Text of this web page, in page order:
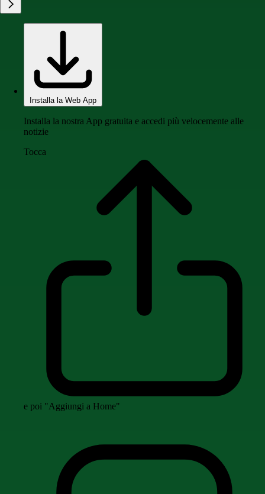
Installa la Web App
Installa la nostra App gratuita e accedi più velocemente alle
notizie
Tocca
e poi "Aggiungi a Home"